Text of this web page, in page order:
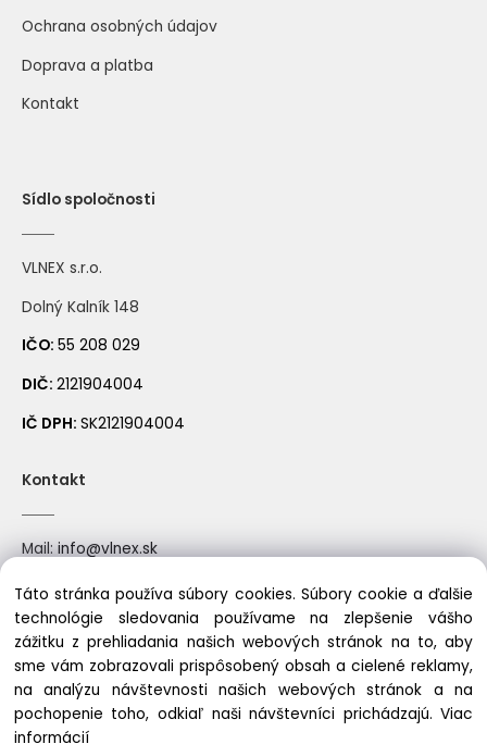
Ochrana osobných údajov
Doprava a platba
Kontakt
Sídlo spoločnosti
VLNEX s.r.o.
Dolný Kalník 148
IČO: 55 208 029
DIČ: 2121904004
IČ DPH: SK2121904004
Kontakt
Mail:info@vlnex.sk
Mobil: +421910522388
Copyright © 2023 vlnex.sk, All rights reserved
Táto stránka používa súbory cookies. Súbory cookie a ďalšie
technológie sledovania používame na zlepšenie vášho
zážitku z prehliadania našich webových stránok na to, aby
sme vám zobrazovali prispôsobený obsah a cielené reklamy,
na analýzu návštevnosti našich webových stránok a na
pochopenie toho, odkiaľ naši návštevníci prichádzajú.Viac
informácií